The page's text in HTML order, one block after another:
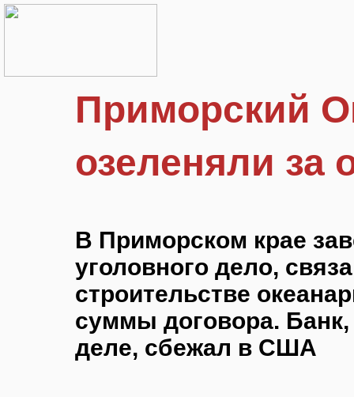
Приморский
озеленяли за
В Приморском крае
уголовного дело,
строительстве
суммы договора.
деле, сбежал в США